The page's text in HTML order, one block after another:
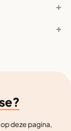
deze pagina,